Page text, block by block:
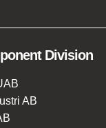
Division
AB